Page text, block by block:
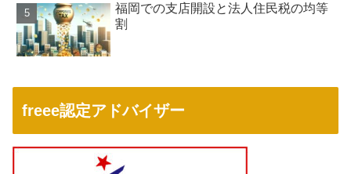
福岡での支店開設と法人住民税の均等
割
freee認定アドバイザー